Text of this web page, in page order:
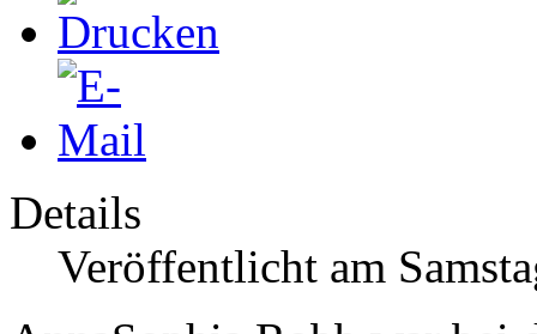
Details
Veröffentlicht am